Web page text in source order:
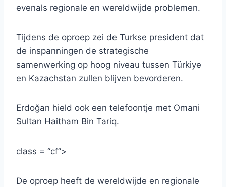
evenals regionale en wereldwijde problemen.
Tijdens de oproep zei de Turkse president dat
de inspanningen de strategische
samenwerking op hoog niveau tussen Türkiye
en Kazachstan zullen blijven bevorderen.
Erdoğan hield ook een telefoontje met Omani
Sultan Haitham Bin Tariq.
class = “cf”>
De oproep heeft de wereldwijde en regionale